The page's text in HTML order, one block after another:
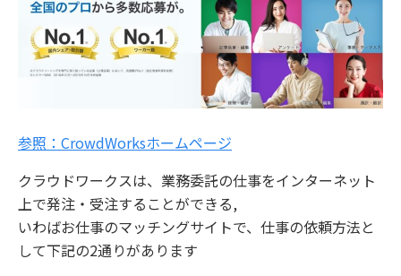
参照：CrowdWorksホームページ
クラウドワークスは、業務委託の仕事をインターネット
上で発注・受注することができる,
いわばお仕事のマッチングサイトで、仕事の依頼方法と
して下記の2通りがあります